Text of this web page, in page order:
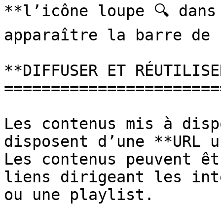
**l’icône loupe 🔍
apparaître la barre de
**DIFFUSER ET
Les contenus mis à
disposent d’une **URL
Les contenus peuvent
liens dirigeant les
ou une playlist.